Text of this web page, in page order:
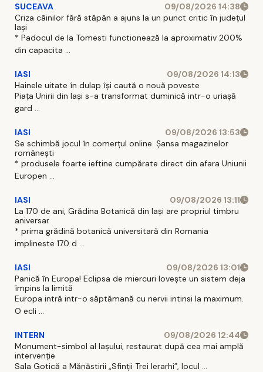
SUCEAVA
09/08/2026 14:38
Criza câinilor fără stăpân a ajuns la un punct critic în județul
Iași
* Padocul de la Tomesti functionează la aproximativ 200%
din capacita ...
IASI
09/08/2026 14:13
Hainele uitate în dulap îşi caută o nouă poveste
Piaţa Unirii din Iaşi s-a transformat duminică intr-o uriaşă
gard ...
IASI
09/08/2026 13:53
Se schimbă jocul în comerțul online. Șansa magazinelor
românești
* produsele foarte ieftine cumpărate direct din afara Uniunii
Europen ...
IASI
09/08/2026 13:11
La 170 de ani, Grădina Botanică din Iași are propriul timbru
aniversar
* prima grădină botanică universitară din Romania
implineste 170 d ...
IASI
09/08/2026 13:01
Panică în Europa! Eclipsa de miercuri lovește un sistem deja
împins la limită
Europa intră intr-o săptămană cu nervii intinsi la maximum.
O ecli ...
INTERN
09/08/2026 12:44
Monument-simbol al Iaşului, restaurat după cea mai amplă
intervenţie
Sala Gotică a Mănăstirii „Sfinţii Trei Ierarhi”, locul ...